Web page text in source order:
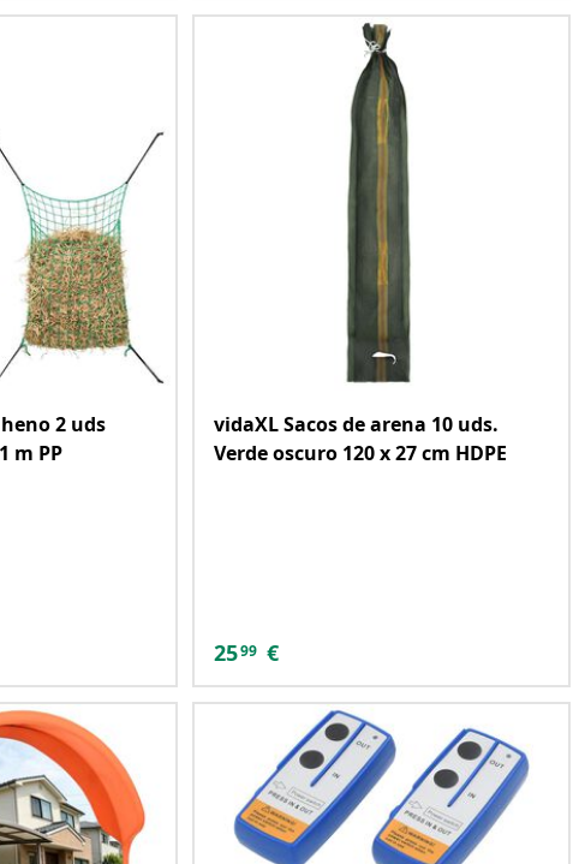
2 uds
m PP
vidaXL Sacos de arena 10 uds.
Verde oscuro 120 x 27 cm HDPE
2599 €